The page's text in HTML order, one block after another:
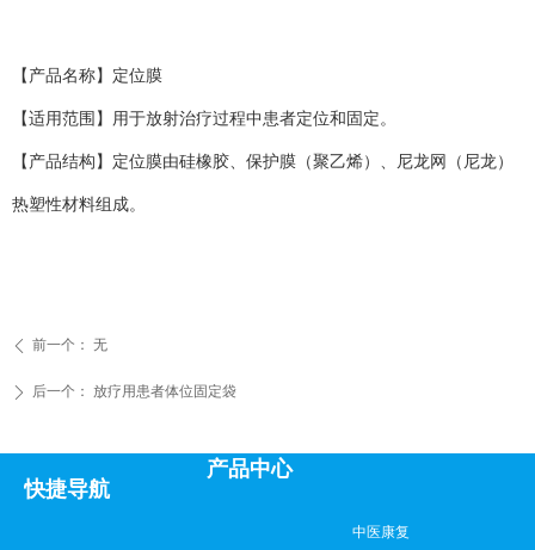
【产品名称】定位膜
【适用范围】用于放射治疗过程中患者定位和固定。
【产品结构】定位膜由硅橡胶、保护膜（聚乙烯）、尼龙网（尼龙）
热塑性材料组成。
ꄴ 前一个： 无
ꄲ 后一个： 放疗用患者体位固定袋
快捷导航
产品中心
中医康复